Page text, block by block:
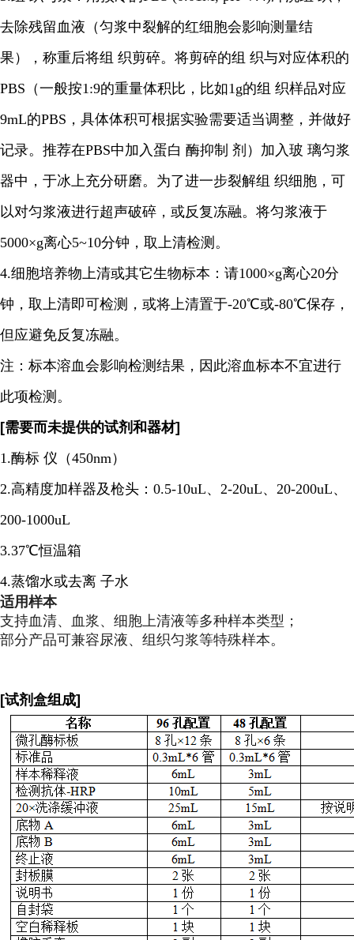
去除残留血液（匀浆中裂解的红细胞会影响测量结
果），称重后将组 织剪碎。将剪碎的组 织与对应体积的
PBS（一般按1:9的重量体积比，比如1g的组 织样品对应
9mL的PBS，具体体积可根据实验需要适当调整，并做好
记录。推荐在PBS中加入蛋白 酶抑制 剂）加入玻 璃匀浆
器中，于冰上充分研磨。为了进一步裂解组 织细胞，可
以对匀浆液进行超声破碎，或反复冻融。将匀浆液于
5000×g离心5~10分钟，取上清检测。
4.细胞培养物上清或其它生物标本：请1000×g离心20分
钟，取上清即可检测，或将上清置于-20℃或-80℃保存，
但应避免反复冻融。
注：标本溶血会影响检测结果，因此溶血标本不宜进行
此项检测。
[需要而未提供的试剂和器材]
1.酶标 仪（450nm）
2.高精度加样器及枪头：0.5-10uL、2-20uL、20-200uL、
200-1000uL
3.37℃恒温箱
4.蒸馏水或去离 子水
适用样本
支持血清、血浆、细胞上清液等多种样本类型；
部分产品可兼容尿液、组织匀浆等特殊样本。
[试剂盒组成]